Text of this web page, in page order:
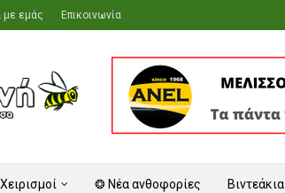
με εμάς Επικοινωνία
❂ Νέα ανθοφορίες Βιντεάκια